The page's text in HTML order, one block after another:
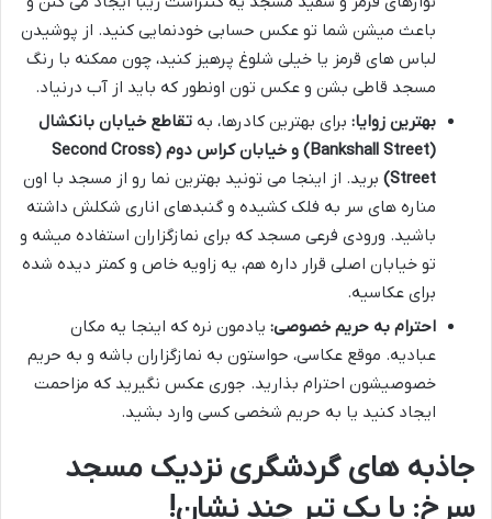
باعث میشن شما تو عکس حسابی خودنمایی کنید. از پوشیدن
لباس های قرمز یا خیلی شلوغ پرهیز کنید، چون ممکنه با رنگ
مسجد قاطی بشن و عکس تون اونطور که باید از آب درنیاد.
بهترین زوایا: برای بهترین کادرها، به تقاطع خیابان بانکشال
(Bankshall Street) و خیابان کراس دوم (Second Cross
Street) برید. از اینجا می تونید بهترین نما رو از مسجد با اون
مناره های سر به فلک کشیده و گنبدهای اناری شکلش داشته
باشید. ورودی فرعی مسجد که برای نمازگزاران استفاده میشه و
تو خیابان اصلی قرار داره هم، یه زاویه خاص و کمتر دیده شده
برای عکاسیه.
احترام به حریم خصوصی: یادمون نره که اینجا یه مکان
عبادیه. موقع عکاسی، حواستون به نمازگزاران باشه و به حریم
خصوصیشون احترام بذارید. جوری عکس نگیرید که مزاحمت
ایجاد کنید یا به حریم شخصی کسی وارد بشید.
جاذبه های گردشگری نزدیک مسجد
سرخ: با یک تیر چند نشان!